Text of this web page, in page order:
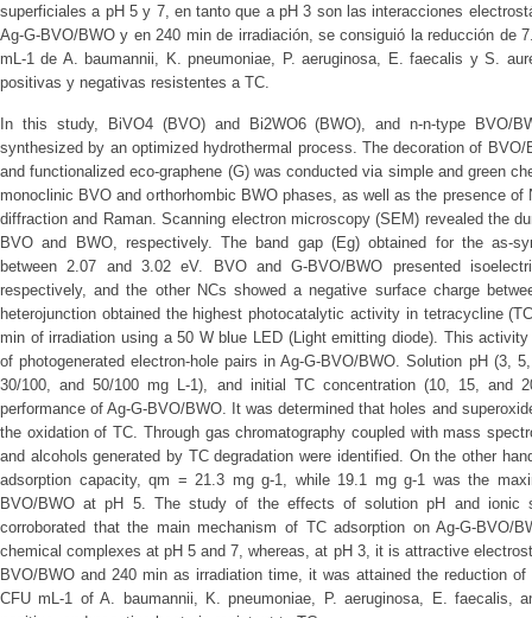
superficiales a pH 5 y 7, en tanto que a pH 3 son las interacciones
Ag-G-BVO/BWO y en 240 min de irradiación, se consiguió la reducción de
mL-1 de A. baumannii, K. pneumoniae, P. aeruginosa, E. faecalis y S.
positivas y negativas resistentes a TC.
In this study, BiVO4 (BVO) and Bi2WO6 (BWO), and n-n-type BVO/
synthesized by an optimized hydrothermal process. The decoration of
and functionalized eco-graphene (G) was conducted via simple and green
monoclinic BVO and orthorhombic BWO phases, as well as the presence
diffraction and Raman. Scanning electron microscopy (SEM) revealed the
BVO and BWO, respectively. The band gap (Eg) obtained for the as-
between 2.07 and 3.02 eV. BVO and G-BVO/BWO presented
respectively, and the other NCs showed a negative surface charge
heterojunction obtained the highest photocatalytic activity in tetracycline
min of irradiation using a 50 W blue LED (Light emitting diode). This
of photogenerated electron-hole pairs in Ag-G-BVO/BWO. Solution pH (3,
30/100, and 50/100 mg L-1), and initial TC concentration (10, 15, and
performance of Ag-G-BVO/BWO. It was determined that holes and
the oxidation of TC. Through gas chromatography coupled with mass
and alcohols generated by TC degradation were identified. On the other
adsorption capacity, qm = 21.3 mg g-1, while 19.1 mg g-1 was the
BVO/BWO at pH 5. The study of the effects of solution pH and ionic
corroborated that the main mechanism of TC adsorption on Ag-G-BVO/
chemical complexes at pH 5 and 7, whereas, at pH 3, it is attractive
BVO/BWO and 240 min as irradiation time, it was attained the reduction
CFU mL-1 of A. baumannii, K. pneumoniae, P. aeruginosa, E. faecalis,